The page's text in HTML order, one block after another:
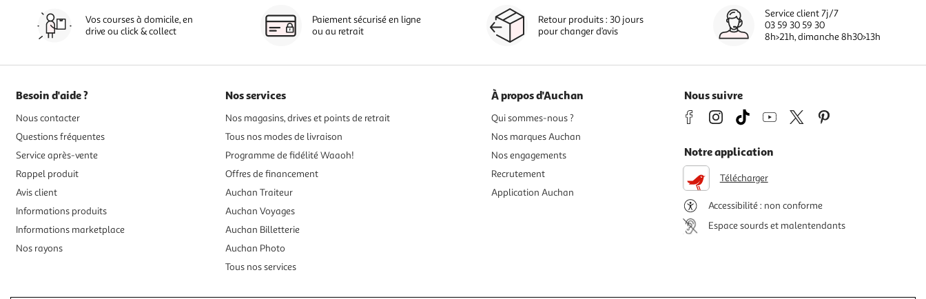
Vos courses à domicile, en
drive ou click & collect
Paiement sécurisé en ligne
ou au retrait
Retour produits : 30 jours
pour changer d’avis
Service client 7j/7
03 59 30 59 30
8h>21h, dimanche 8h30>13h
Besoin d'aide ?
Nous contacter
Questions fréquentes
Service après-vente
Rappel produit
Avis client
Informations produits
Informations marketplace
Nos rayons
Nos services
Nos magasins, drives et points de retrait
Tous nos modes de livraison
Programme de fidélité Waaoh!
Offres de financement
Auchan Traiteur
Auchan Voyages
Auchan Billetterie
Auchan Photo
Tous nos services
À propos d'Auchan
Qui sommes-nous ?
Nos marques Auchan
Nos engagements
Recrutement
Application Auchan
Nous suivre
Notre application
Télécharger
Accessibilité : non conforme
Espace sourds et malentendants